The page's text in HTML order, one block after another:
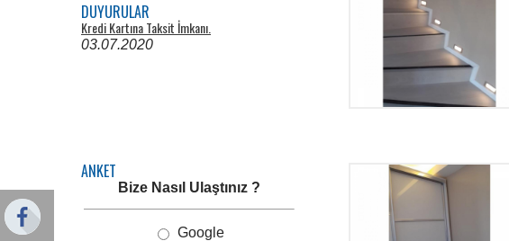
DUYURULAR
Kredi Kartına Taksit İmkanı.
03.07.2020
Boya Badana İşleri
02.07.2020
ANKET
Bize Nasıl Ulaştınız ?
Google